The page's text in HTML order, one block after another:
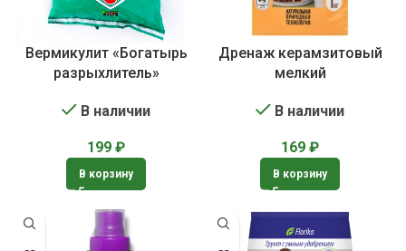
Вермикулит «Богатырь
разрыхлитель»
В наличии
199 ₽
В корзину
Дренаж керамзитовый
мелкий
В наличии
169 ₽
В корзину